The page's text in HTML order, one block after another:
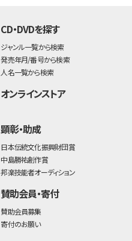
CD・DVDを探す
ジャンル一覧から検索
発売年月/番号から検索
人名一覧から検索
オンラインストア
顕彰・助成
日本伝統文化振興財団賞
中島勝祐創作賞
邦楽技能者オーディション
賛助会員・寄付
賛助会員募集
寄付のお願い